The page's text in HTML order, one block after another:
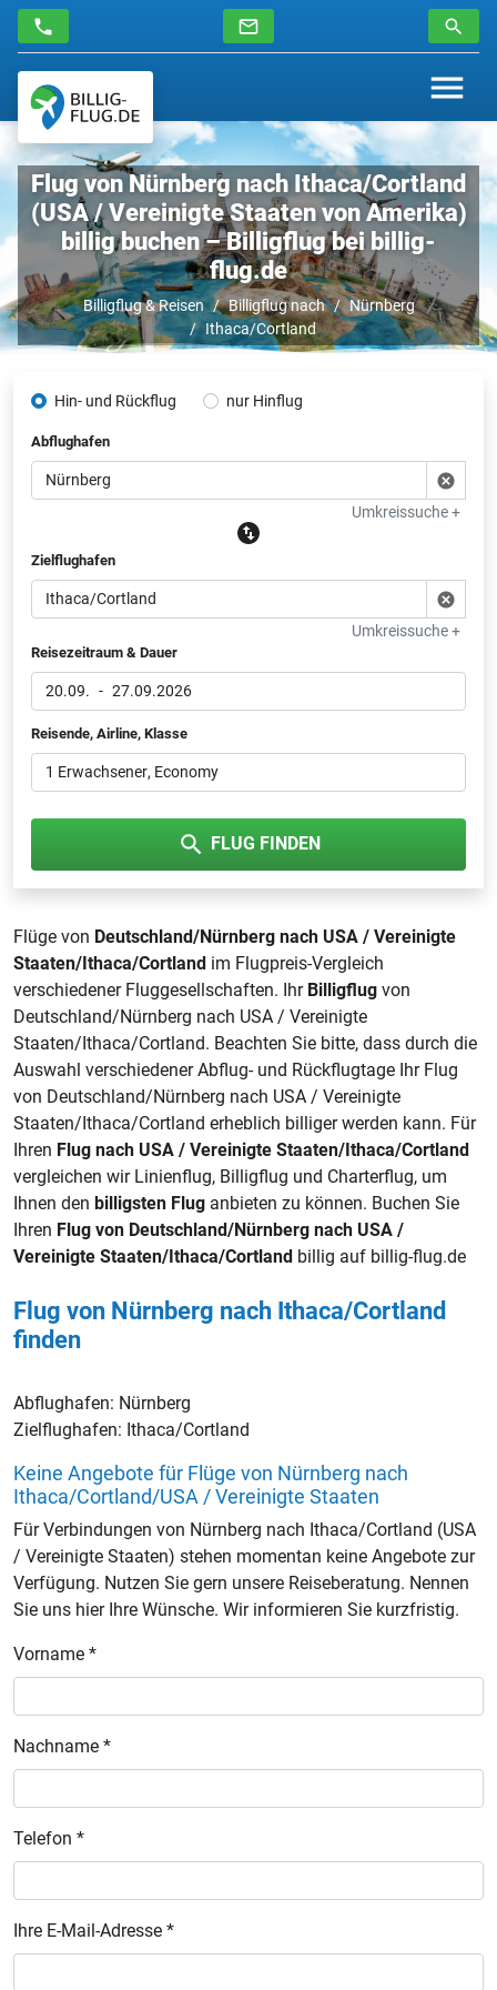
Flug von Nürnberg nach Ithaca/Cortland
(USA / Vereinigte Staaten von Amerika)
billig buchen – Billigflug bei billig-
flug.de
Billigflug & Reisen Billigflug nach
Nürnberg
Ithaca/Cortland
Hin- und Rückflug nur Hinflug
Abflughafen
Umkreissuche +
Zielflughafen
Umkreissuche +
Reisezeitraum & Dauer
20.09. - 27.09.2026
Reisende, Airline, Klasse
1 Erwachsener, Economy
FLUG FINDEN
Flüge von Deutschland/Nürnberg nach USA / Vereinigte
Staaten/Ithaca/Cortland im Flugpreis-Vergleich
verschiedener Fluggesellschaften. Ihr Billigflug von
Deutschland/Nürnberg nach USA / Vereinigte
Staaten/Ithaca/Cortland. Beachten Sie bitte, dass durch die
Auswahl verschiedener Abflug- und Rückflugtage Ihr Flug
von Deutschland/Nürnberg nach USA / Vereinigte
Staaten/Ithaca/Cortland erheblich billiger werden kann. Für
Ihren Flug nach USA / Vereinigte Staaten/Ithaca/Cortland
vergleichen wir Linienflug, Billigflug und Charterflug, um
Ihnen den billigsten Flug anbieten zu können. Buchen Sie
Ihren Flug von Deutschland/Nürnberg nach USA /
Vereinigte Staaten/Ithaca/Cortland billig auf billig-flug.de
Flug von Nürnberg nach Ithaca/Cortland
finden
Abflughafen: Nürnberg
Zielflughafen: Ithaca/Cortland
Keine Angebote für Flüge von Nürnberg nach
Ithaca/Cortland/USA / Vereinigte Staaten
Für Verbindungen von Nürnberg nach Ithaca/Cortland (USA
/ Vereinigte Staaten) stehen momentan keine Angebote zur
Verfügung. Nutzen Sie gern unsere Reiseberatung. Nennen
Sie uns hier Ihre Wünsche. Wir informieren Sie kurzfristig.
Vorname *
Nachname *
Telefon *
Ihre E-Mail-Adresse *